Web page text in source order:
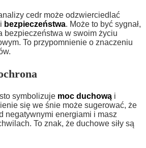
cedr może odzwierciedlać
i bezpieczeństwa. Może to być sygnał,
bezpieczeństwa w swoim życiu
To przypomnienie o znaczeniu
symbolizuje moc duchową i
się we śnie może sugerować, że
negatywnymi energiami i masz
To znak, że duchowe siły są